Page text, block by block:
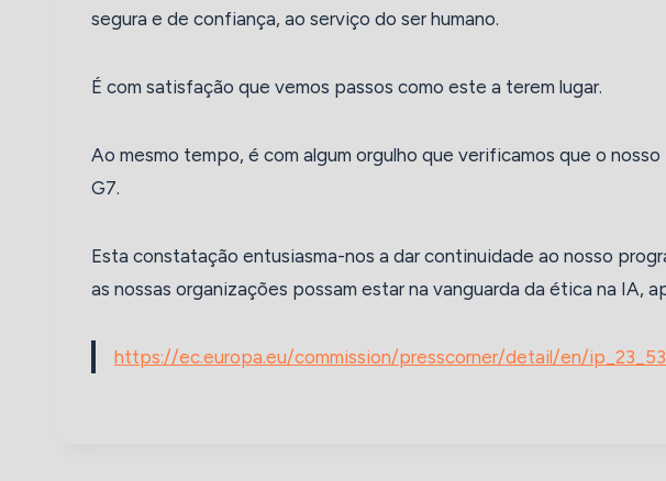
segura e de confiança, ao serviço do ser humano.
É com satisfação que vemos passos como este a terem lugar.
Ao mesmo tempo, é com algum orgulho que verificamos que o nosso
G7.
Esta constatação entusiasma-nos a dar continuidade ao nosso
as nossas organizações possam estar na vanguarda da ética na IA,
https://ec.europa.eu/commission/presscorner/detail/en/